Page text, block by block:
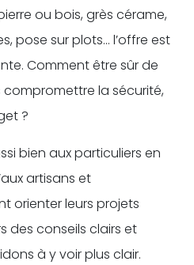
ou bois, grès cérame,
pose sur plots… l’offre est
Comment être sûr de
la sécurité,
?
bien aux particuliers en
artisans et
orienter leurs projets
des conseils clairs et
à y voir plus clair.